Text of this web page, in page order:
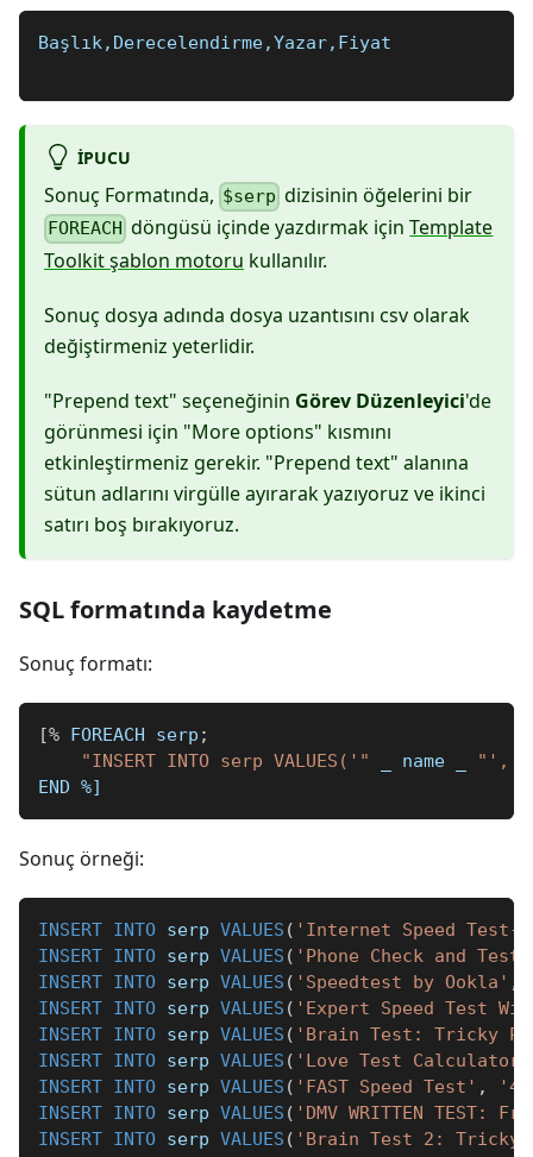
Başlık,Derecelendirme,Yazar,Fiyat
IPUCU
Sonuç Formatında, $serp dizisinin öğelerini bir
FOREACH döngüsü içinde yazdırmak içinTemplate
Toolkit şablon motoru kullanılır.
Sonuç dosya adında dosya uzantısını csv olarak
değiştirmeniz yeterlidir.
"Prepend text" seçeneğinin Görev Düzenleyici'de
görünmesi için "More options" kısmını
etkinleştirmeniz gerekir. "Prepend text" alanına
sütun adlarını virgülle ayırarak yazıyoruz ve ikinci
satırı boş bırakıyoruz.
SQL formatında kaydetme
Sonuç formatı:
[% FOREACH serp ;
"INSERT INTO serp VALUES('"
name
"',
END %]
Sonuç örneği:
INSERT INTO serp VALUES ( 'Internet Speed Test-
INSERT INTO serp VALUES ( 'Phone Check and Test'
INSERT INTO serp VALUES ( 'Speedtest by Ookla' ,
INSERT INTO serp VALUES ( 'Expert Speed Test
INSERT INTO serp VALUES ( 'Brain Test: Tricky
INSERT INTO serp VALUES ( 'Love Test
INSERT INTO serp VALUES ( 'FAST Speed Test' ,
INSERT INTO serp VALUES ( 'DMV WRITTEN
INSERT INTO serp VALUES ( 'Brain Test 2: Tricky